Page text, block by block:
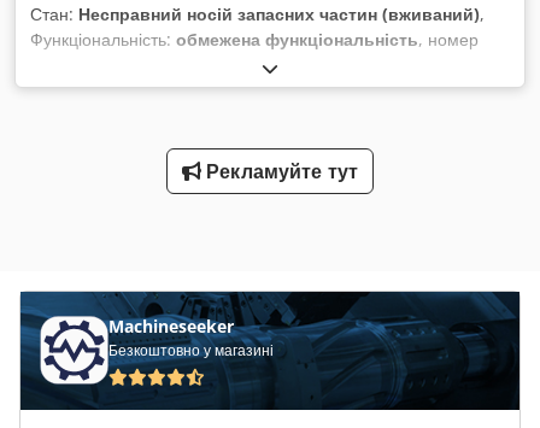
Стан: Несправний носій запасних частин (вживаний),
Функціональність: обмежена функціональність, номер
машини/транспортного засобу:
(111,49 к.с.), перша реєстрація:09/2011, тип пального:
гальмівна система та є легкі подряпини на задній частині та
правому боці автомобіля. Dksdpozfatljfx Abror
Рекламуйте тут
Machineseeker
Безкоштовно у магазині